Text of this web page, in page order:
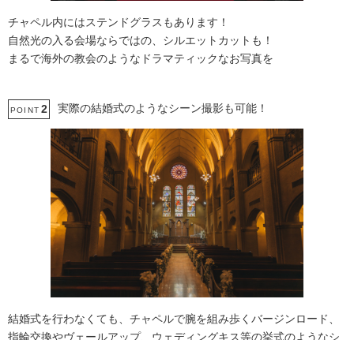
チャペル内にはステンドグラスもあります！
自然光の入る会場ならではの、シルエットカットも！
まるで海外の教会のようなドラマティックなお写真を
POINT 2 実際の結婚式のようなシーン撮影も可能！
結婚式を行わなくても、チャペルで腕を組み歩くバージンロード、
指輪交換やヴェールアップ、ウェディングキス等の挙式のようなシ